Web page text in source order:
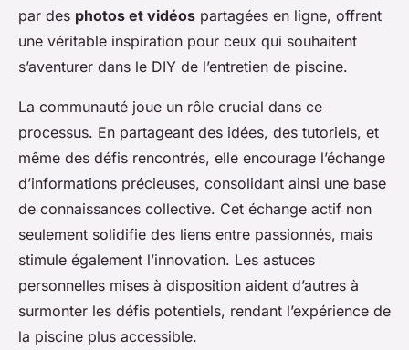
par des photos et vidéos partagées en ligne, offrent
une véritable inspiration pour ceux qui souhaitent
s’aventurer dans le DIY de l’entretien de piscine.
La communauté joue un rôle crucial dans ce
processus. En partageant des idées, des tutoriels, et
même des défis rencontrés, elle encourage l’échange
d’informations précieuses, consolidant ainsi une base
de connaissances collective. Cet échange actif non
seulement solidifie des liens entre passionnés, mais
stimule également l’innovation. Les astuces
personnelles mises à disposition aident d’autres à
surmonter les défis potentiels, rendant l’expérience de
la piscine plus accessible.